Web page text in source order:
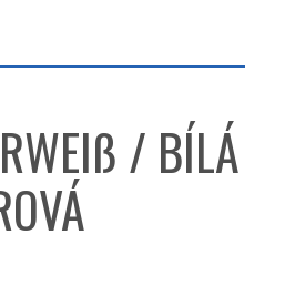
/ BÍLÁ